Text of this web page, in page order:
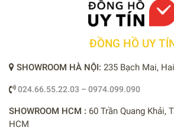
ĐỒNG HỒ UY
SHOWROOM HÀ NỘI: 235 Bạch Mai,
024.66.55.22.03 – 0974.099.090
SHOWROOM HCM : 60 Trần Quang Khải,
HCM